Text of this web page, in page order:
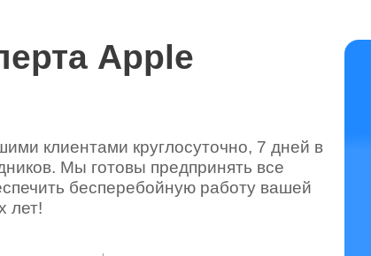
Apple
клиентами круглосуточно, 7 дней в
Мы готовы предпринять все
бесперебойную работу вашей
лет!